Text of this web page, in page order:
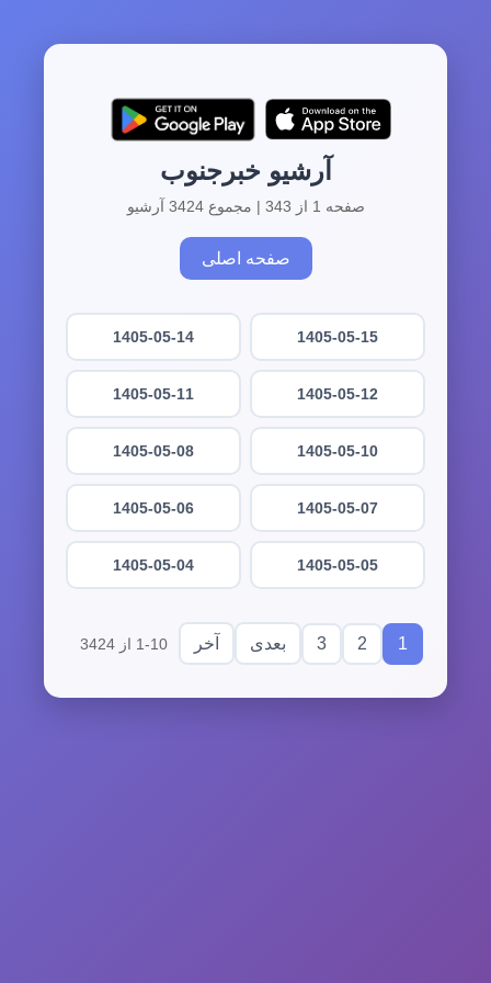
آرشیو خبرجنوب
صفحه 1 از 343 | مجموع 3424 آرشیو
صفحه اصلی
1405-05-15
1405-05-14
1405-05-12
1405-05-11
1405-05-10
1405-05-08
1405-05-07
1405-05-06
1405-05-05
1405-05-04
1
2
3 بعدی آخر 1-10 از 3424